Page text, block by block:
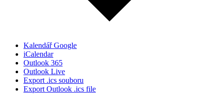
Kalendář Google
iCalendar
Outlook 365
Outlook Live
Export .ics souboru
Export Outlook .ics file